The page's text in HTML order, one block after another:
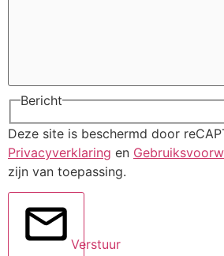
Bericht
Deze site is beschermd door
Privacyverklaring en
zijn van toepassing.
Verstuur